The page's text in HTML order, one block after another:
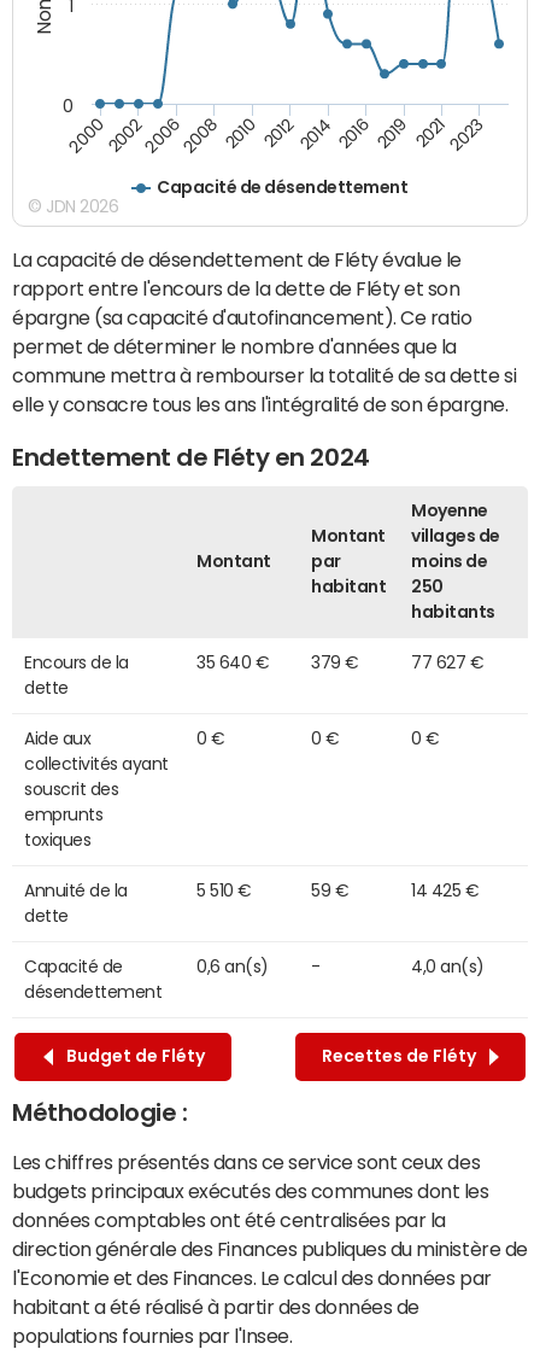
Capacité de désendettement
2000200220062008 2010 20122014 2016 2019 20212023
0
© JDN 2026
La capacité de désendettement de Fléty évalue le
rapport entre l'encours de la dette de Fléty et son
épargne (sa capacité d'autofinancement). Ce ratio
permet de déterminer le nombre d'années que la
commune mettra à rembourser la totalité de sa dette si
elle y consacre tous les ans l'intégralité de son épargne.
Endettement de Fléty en 2024
Montant
Montant
par
habitant
Moyenne
villages de
moins de
250
habitants
Encours de la
dette
35 640 € 379 € 77 627 €
Aide aux
collectivités ayant
souscrit des
emprunts
toxiques
0 € 0 € 0 €
Annuité de la
dette
5 510 € 59 € 14 425 €
Capacité de
désendettement
0,6 an(s) - 4,0 an(s)
Budget de Fléty Recettes de Fléty
Méthodologie :
Les chiffres présentés dans ce service sont ceux des
budgets principaux exécutés des communes dont les
données comptables ont été centralisées par la
direction générale des Finances publiques du ministère de
l'Economie et des Finances. Le calcul des données par
habitant a été réalisé à partir des données de
populations fournies par l'Insee.